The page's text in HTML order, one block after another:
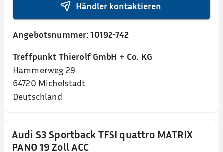
Audi S3 Sportback TFSI quattro MATRIX
PANO 19 Zoll ACC
Händler kontaktieren
Angebotsnummer:10192-742
Treffpunkt Thierolf GmbH + Co. KG
Hammerweg 29
64720 Michelstadt
Deutschland